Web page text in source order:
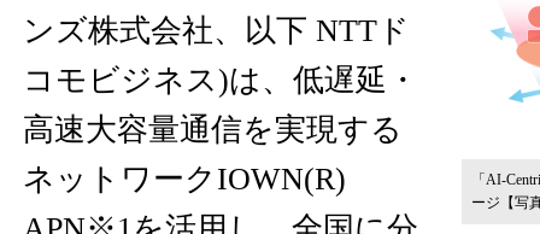
「AI-
ージ 【写
ンズ株式会社、以下 NTTド
コモビジネス)は、低遅延・
高速大容量通信を実現する
ネットワークIOWN(R)